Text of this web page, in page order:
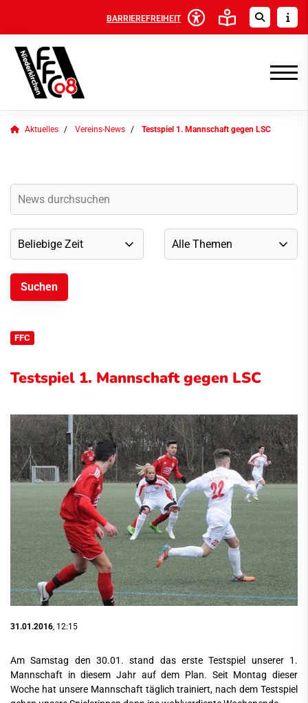
BARRIEREFREIHEIT
Aktuelles Vereins-News Testspiel 1. Mannschaft gegen LSC
FFC
Testspiel 1. Mannschaft gegen LSC
31.01.2016, 12:15
Am Samstag den 30.01. stand das erste Testspiel unserer 1.
Mannschaft in diesem Jahr auf dem Plan. Seit Montag dieser
Woche hat unsere Mannschaft täglich trainiert, nach dem Testspiel